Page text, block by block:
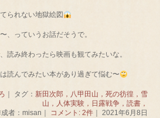
られない地獄絵図
、っていうお話だそうで。
読み終わったら映画も観てみたいな。
読んでみたい本があり過ぎて悩む〜
｜ タグ： 新田次郎，八甲田山，死の彷徨，雪
山，人体実験，日露戦争，読書，
者：misan｜ コメント: 2件｜ 2021年6月8日